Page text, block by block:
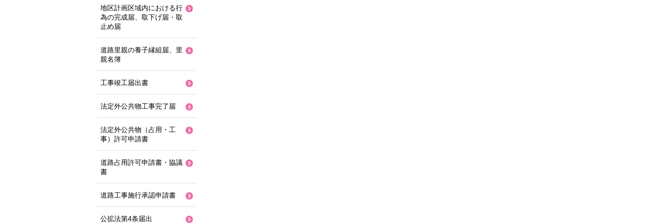
地区計画区域内における行
為の完成届、取下げ届・取
止め届
道路里親の養子縁組届、里
親名簿
工事竣工届出書
法定外公共物工事完了届
法定外公共物（占用・工
事）許可申請書
道路占用許可申請書・協議
書
道路工事施行承認申請書
公拡法第4条届出